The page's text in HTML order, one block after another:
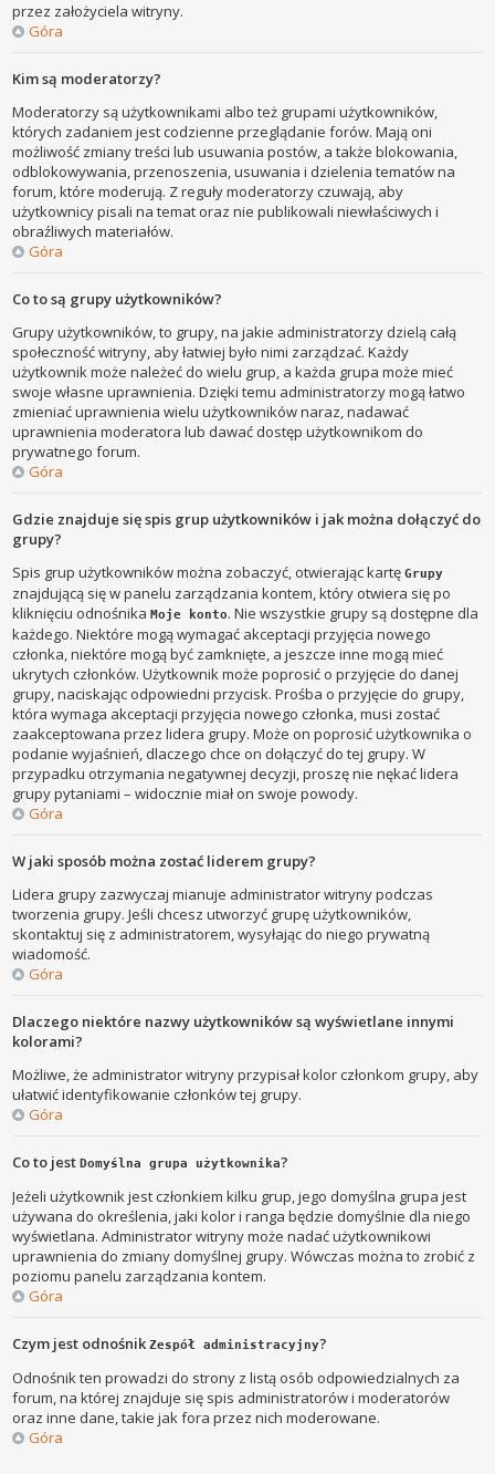
przez założyciela witryny.
Góra
Kim są moderatorzy?
Moderatorzy są użytkownikami albo też grupami użytkowników,
których zadaniem jest codzienne przeglądanie forów. Mają oni
możliwość zmiany treści lub usuwania postów, a także blokowania,
odblokowywania, przenoszenia, usuwania i dzielenia tematów na
forum, które moderują. Z reguły moderatorzy czuwają, aby
użytkownicy pisali na temat oraz nie publikowali niewłaściwych i
obraźliwych materiałów.
Góra
Co to są grupy użytkowników?
Grupy użytkowników, to grupy, na jakie administratorzy dzielą całą
społeczność witryny, aby łatwiej było nimi zarządzać. Każdy
użytkownik może należeć do wielu grup, a każda grupa może mieć
swoje własne uprawnienia. Dzięki temu administratorzy mogą łatwo
zmieniać uprawnienia wielu użytkowników naraz, nadawać
uprawnienia moderatora lub dawać dostęp użytkownikom do
prywatnego forum.
Góra
Gdzie znajduje się spis grup użytkowników i jak można dołączyć do
grupy?
Spis grup użytkowników można zobaczyć, otwierając kartęGrupy
znajdującą się w panelu zarządzania kontem, który otwiera się po
kliknięciu odnośnikaMoje konto. Nie wszystkie grupy są dostępne dla
każdego. Niektóre mogą wymagać akceptacji przyjęcia nowego
członka, niektóre mogą być zamknięte, a jeszcze inne mogą mieć
ukrytych członków. Użytkownik może poprosić o przyjęcie do danej
grupy, naciskając odpowiedni przycisk. Prośba o przyjęcie do grupy,
która wymaga akceptacji przyjęcia nowego członka, musi zostać
zaakceptowana przez lidera grupy. Może on poprosić użytkownika o
podanie wyjaśnień, dlaczego chce on dołączyć do tej grupy. W
przypadku otrzymania negatywnej decyzji, proszę nie nękać lidera
grupy pytaniami – widocznie miał on swoje powody.
Góra
W jaki sposób można zostać liderem grupy?
Lidera grupy zazwyczaj mianuje administrator witryny podczas
tworzenia grupy. Jeśli chcesz utworzyć grupę użytkowników,
skontaktuj się z administratorem, wysyłając do niego prywatną
wiadomość.
Góra
Dlaczego niektóre nazwy użytkowników są wyświetlane innymi
kolorami?
Możliwe, że administrator witryny przypisał kolor członkom grupy, aby
ułatwić identyfikowanie członków tej grupy.
Góra
Co to jestDomyślna grupa użytkownika?
Jeżeli użytkownik jest członkiem kilku grup, jego domyślna grupa jest
używana do określenia, jaki kolor i ranga będzie domyślnie dla niego
wyświetlana. Administrator witryny może nadać użytkownikowi
uprawnienia do zmiany domyślnej grupy. Wówczas można to zrobić z
poziomu panelu zarządzania kontem.
Góra
Czym jest odnośnikZespół administracyjny?
Odnośnik ten prowadzi do strony z listą osób odpowiedzialnych za
forum, na której znajduje się spis administratorów i moderatorów
oraz inne dane, takie jak fora przez nich moderowane.
Góra